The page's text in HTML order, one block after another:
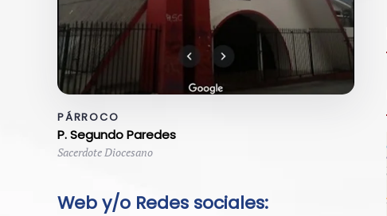
PÁRROCO
P. Segundo Paredes
Sacerdote Diocesano
Web y/o Redes sociales: